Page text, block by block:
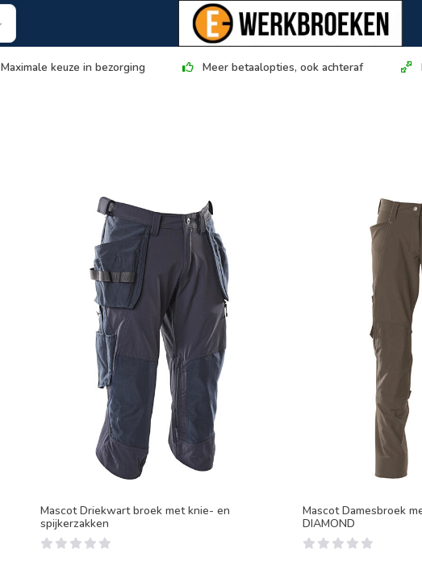
Maximale keuze in bezorging Meer betaalopties, ook achteraf
Mascot Driekwart broek met knie- en
spijkerzakken
Mascot Damesbroek
DIAMOND